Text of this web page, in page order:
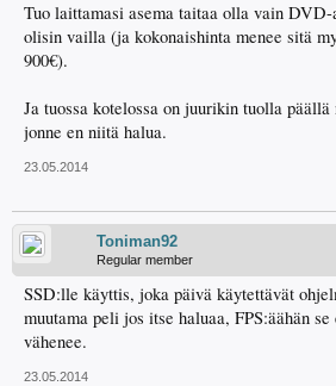
Tuo laittamasi asema taitaa olla vain
olisin vailla (ja kokonaishinta menee sitä
900€).
Ja tuossa kotelossa on juurikin tuolla
jonne en niitä halua.
23.05.2014
Toniman92
Regular member
SSD:lle käyttis, joka päivä käytettävät
muutama peli jos itse haluaa, FPS:äähän
vähenee.
23.05.2014